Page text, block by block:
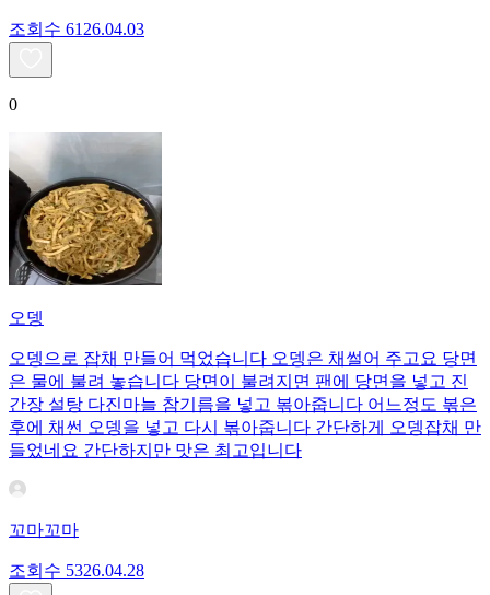
조회수 61 26.04.03
0
오뎅
오뎅으로 잡채 만들어 먹었습니다 오뎅은 채썰어 주고요 당면
은 물에 불려 놓습니다 당면이 불려지면 팬에 당면을 넣고 진
간장 설탕 다진마늘 참기름을 넣고 볶아줍니다 어느정도 볶은
후에 채썬 오뎅을 넣고 다시 볶아줍니다 간단하게 오뎅잡채 만
들었네요 간단하지만 맛은 최고입니다
꼬마꼬마
조회수 5326.04.28